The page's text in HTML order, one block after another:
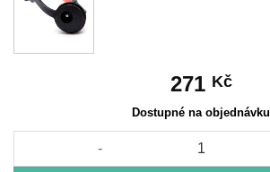
271 Kč
Dostupné na objednávku
Nabíjecí port DC 5,5 × 2,1 mm množství